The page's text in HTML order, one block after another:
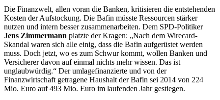
Die Finanzwelt, allen voran die Banken, kritisieren die entstehenden
Kosten der Aufstockung. Die Bafin müsste Ressourcen stärker
nutzen und intern besser zusammenarbeiten. Dem SPD-Politiker
Jens Zimmermann platzte der Kragen: „Nach dem Wirecard-
Skandal waren sich alle einig, dass die Bafin aufgerüstet werden
muss. Doch jetzt, wo es zum Schwur kommt, wollen Banken und
Versicherer davon auf einmal nichts mehr wissen. Das ist
unglaubwürdig.“ Der umlagefinanzierte und von der
Finanzwirtschaft getragene Haushalt der Bafin sei 2014 von 224
Mio. Euro auf 493 Mio. Euro im laufenden Jahr gestiegen.